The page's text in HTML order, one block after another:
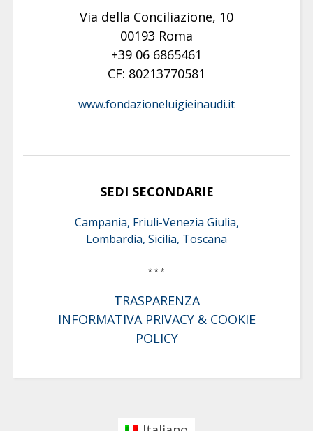
Via della Conciliazione, 10
00193 Roma
+39 06 6865461
CF: 80213770581
www.fondazioneluigieinaudi.it
SEDI SECONDARIE
Campania, Friuli-Venezia Giulia,
Lombardia, Sicilia, Toscana
* * *
TRASPARENZA
INFORMATIVA PRIVACY & COOKIE
POLICY